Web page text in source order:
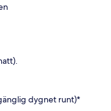
dygnet runt)*